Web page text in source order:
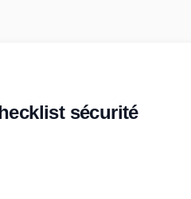
sécurité